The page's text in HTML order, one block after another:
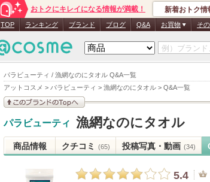
パラビューティ / 漁網なのにタオル Q&A一覧
アットコスメ > パラビューティ > 漁網なのにタオル > Q&A一覧
おトクにキレイになる情報が満載！ 新着おトク情
TOP ランキング ブランド ブログ Q&A お買物 そ
このブランドの情報を
パラビューティ 漁網なのにタオル
商品情報 クチコミ (65) 投稿写真・動画 (34)
5.4